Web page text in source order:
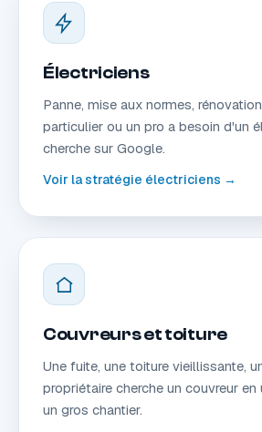
Électriciens
Panne, mise aux normes,
particulier ou un pro a besoin d'un
cherche sur Google.
Voir la stratégie électriciens →
Couvreurs et toiture
Une fuite, une toiture vieillissante,
propriétaire cherche un couvreur
un gros chantier.